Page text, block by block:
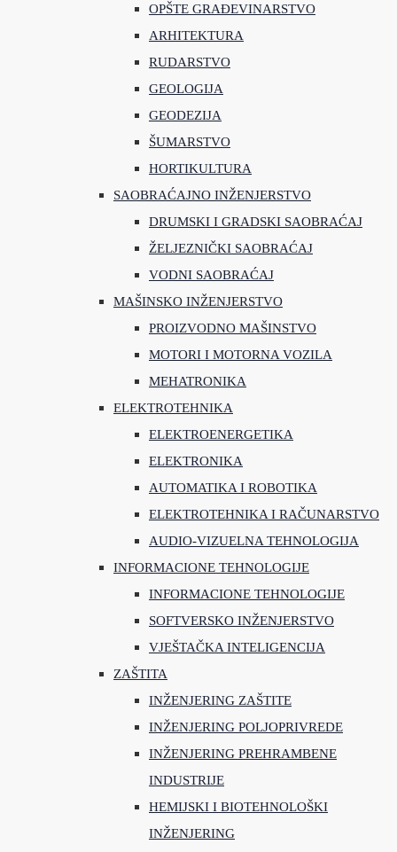
OPŠTE GRAĐEVINARSTVO
ARHITEKTURA
RUDARSTVO
GEOLOGIJA
GEODEZIJA
ŠUMARSTVO
HORTIKULTURA
SAOBRAĆAJNO INŽENJERSTVO
DRUMSKI I GRADSKI SAOBRAĆAJ
ŽELJEZNIČKI SAOBRAĆAJ
VODNI SAOBRAĆAJ
MAŠINSKO INŽENJERSTVO
PROIZVODNO MAŠINSTVO
MOTORI I MOTORNA VOZILA
MEHATRONIKA
ELEKTROTEHNIKA
ELEKTROENERGETIKA
ELEKTRONIKA
AUTOMATIKA I ROBOTIKA
ELEKTROTEHNIKA I RAČUNARSTVO
AUDIO-VIZUELNA TEHNOLOGIJA
INFORMACIONE TEHNOLOGIJE
INFORMACIONE TEHNOLOGIJE
SOFTVERSKO INŽENJERSTVO
VJEŠTAČKA INTELIGENCIJA
ZAŠTITA
INŽENJERING ZAŠTITE
INŽENJERING POLJOPRIVREDE
INŽENJERING PREHRAMBENE
INDUSTRIJE
HEMIJSKI I BIOTEHNOLOŠKI
INŽENJERING